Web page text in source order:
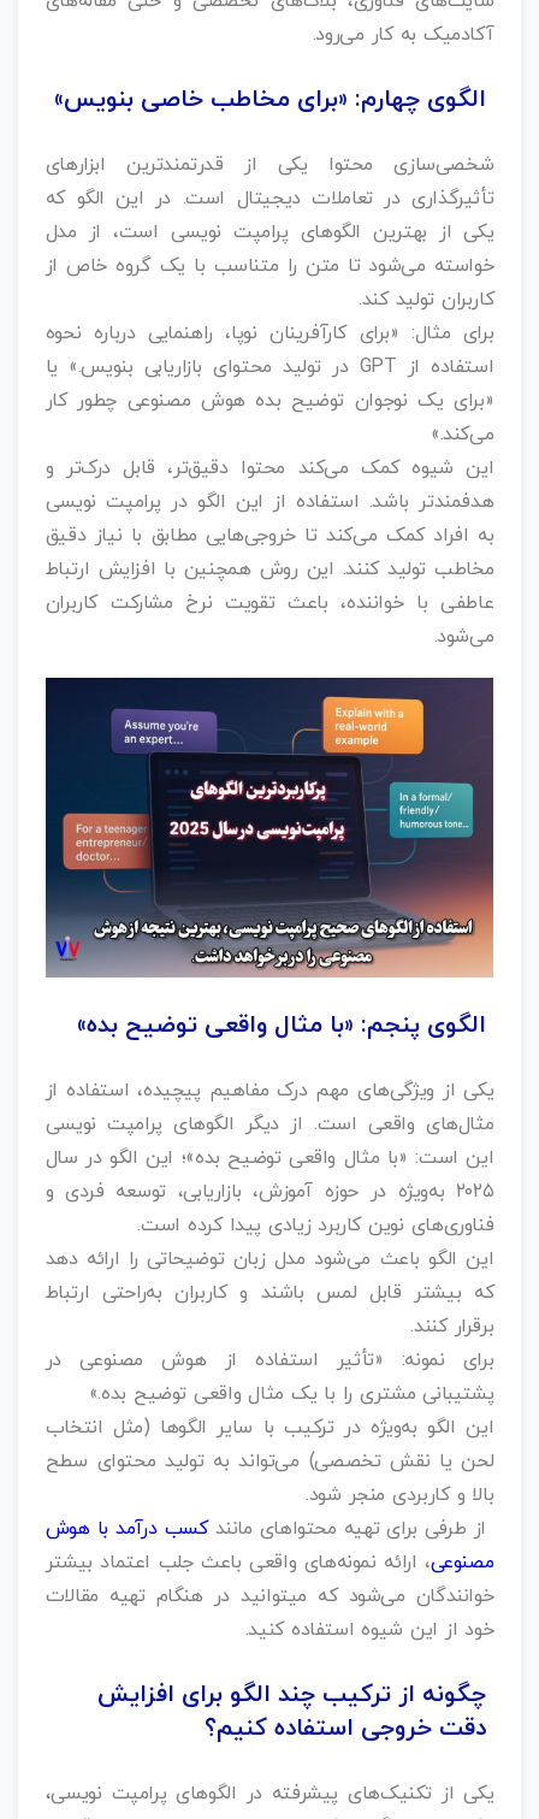
آکادمیک به کار می‌رود.
الگوی چهارم: «برای مخاطب خاصی بنویس»
شخصی‌سازی محتوا یکی از قدرتمندترین ابزارهای
تأثیرگذاری در تعاملات دیجیتال است. در این الگو که
یکی از بهترین الگوهای پرامپت نویسی است، از مدل
خواسته می‌شود تا متن را متناسب با یک گروه خاص از
کاربران تولید کند.
برای مثال: «برای کارآفرینان نوپا، راهنمایی درباره نحوه
استفاده از GPT در تولید محتوای بازاریابی بنویس.» یا
«برای یک نوجوان توضیح بده هوش مصنوعی چطور کار
می‌کند.»
این شیوه کمک می‌کند محتوا دقیق‌تر، قابل درک‌تر و
هدفمندتر باشد. استفاده از این الگو در پرامپت نویسی
به افراد کمک می‌کند تا خروجی‌هایی مطابق با نیاز دقیق
مخاطب تولید کنند. این روش همچنین با افزایش ارتباط
عاطفی با خواننده، باعث تقویت نرخ مشارکت کاربران
می‌شود.
الگوی پنجم: «با مثال واقعی توضیح بده»
یکی از ویژگی‌های مهم درک مفاهیم پیچیده، استفاده از
مثال‌های واقعی است. از دیگر الگوهای پرامپت نویسی
این است: «با مثال واقعی توضیح بده»؛ این الگو در سال
۲۰۲۵ به‌ویژه در حوزه آموزش، بازاریابی، توسعه فردی و
فناوری‌های نوین کاربرد زیادی پیدا کرده است.
این الگو باعث می‌شود مدل زبان توضیحاتی را ارائه دهد
که بیشتر قابل لمس باشند و کاربران به‌راحتی ارتباط
برقرار کنند.
برای نمونه: «تأثیر استفاده از هوش مصنوعی در
پشتیبانی مشتری را با یک مثال واقعی توضیح بده.»
این الگو به‌ویژه در ترکیب با سایر الگوها (مثل انتخاب
لحن یا نقش تخصصی) می‌تواند به تولید محتوای سطح
بالا و کاربردی منجر شود.
از طرفی برای تهیه محتواهای مانند کسب درآمد با هوش
مصنوعی، ارائه نمونه‌های واقعی باعث جلب اعتماد بیشتر
خوانندگان می‌شود که میتوانید در هنگام تهیه مقالات
خود از این شیوه استفاده کنید.
چگونه از ترکیب چند الگو برای افزایش
دقت خروجی استفاده کنیم؟
یکی از تکنیک‌های پیشرفته در الگوهای پرامپت نویسی،